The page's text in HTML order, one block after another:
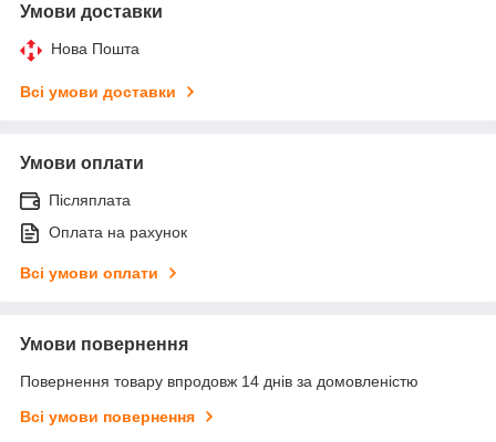
Умови доставки
Нова Пошта
Всі умови доставки
Умови оплати
Післяплата
Оплата на рахунок
Всі умови оплати
Умови повернення
Повернення товару впродовж 14 днів за домовленістю
Всі умови повернення